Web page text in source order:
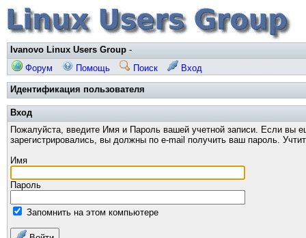
Ivanovo Linux Users Group -
Форум
Помощь Поиск Вход
Идентификация пользователя
Вход
Пожалуйста, введите Имя и Пароль вашей учетной записи. Если вы
зарегистрировались, вы должны по e-mail получить ваш пароль.
Имя
Пароль
Запомнить на этом компьютере